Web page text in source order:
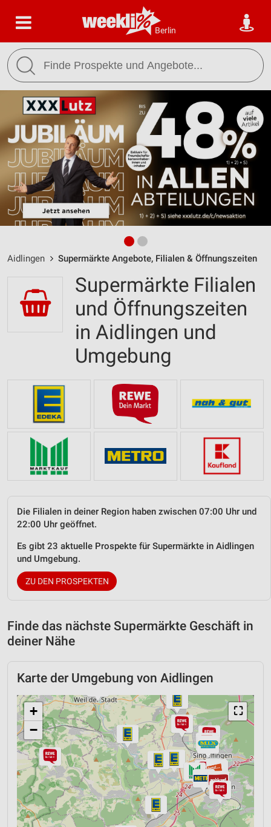
Berlin
Aidlingen Supermärkte Angebote, Filialen & Öffnungszeiten
Supermärkte Filialen
und Öffnungszeiten
in Aidlingen und
Umgebung
Die Filialen in deiner Region haben zwischen 07:00 Uhr und
22:00 Uhr geöffnet.
Es gibt 23 aktuelle Prospekte für Supermärkte in Aidlingen
und Umgebung.
ZU DEN PROSPEKTEN
Finde das nächste Supermärkte Geschäft in
deiner Nähe
Karte der Umgebung von Aidlingen
⛶
+
−